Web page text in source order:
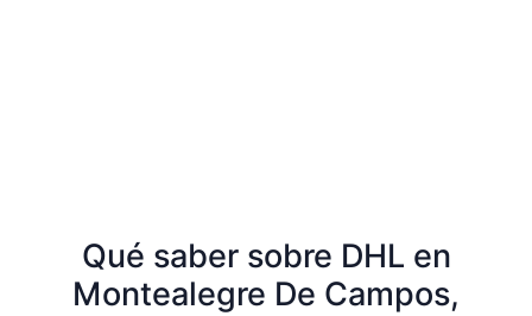
Qué saber sobre DHL en
Montealegre De Campos,